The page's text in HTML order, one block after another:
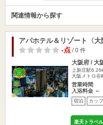
関連情報から探す
アパホテル＆リゾート〈大
-点/ 0 件
大阪府 / 大
上新庄駅
大阪メトロ谷
営業時間
入浴料金 ～
宿泊 カッ
楽天トラベ